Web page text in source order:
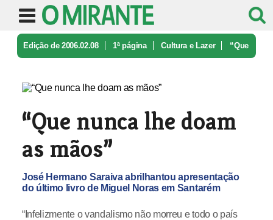
Edição de 2006.02.08 1ª página Cultura e Lazer “Que
“Que nunca lhe doam
as mãos”
José Hermano Saraiva abrilhantou apresentação
do último livro de Miguel Noras em Santarém
“Infelizmente o vandalismo não morreu e todo o país